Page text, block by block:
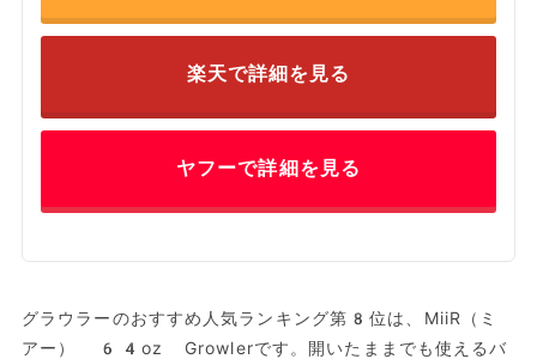
楽天で詳細を見る
ヤフーで詳細を見る
グラウラーのおすすめ人気ランキング第8位は、MiiR（ミ
アー） 64oz Growlerです。開いたままでも使えるバ